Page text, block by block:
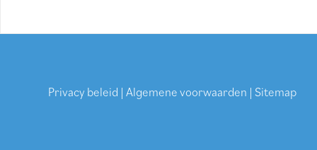
Privacy beleid | Algemene voorwaarden | Sitemap